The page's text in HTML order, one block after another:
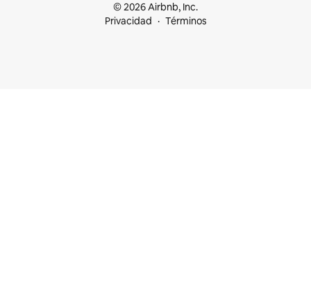
© 2026 Airbnb, Inc.
Privacidad
Términos